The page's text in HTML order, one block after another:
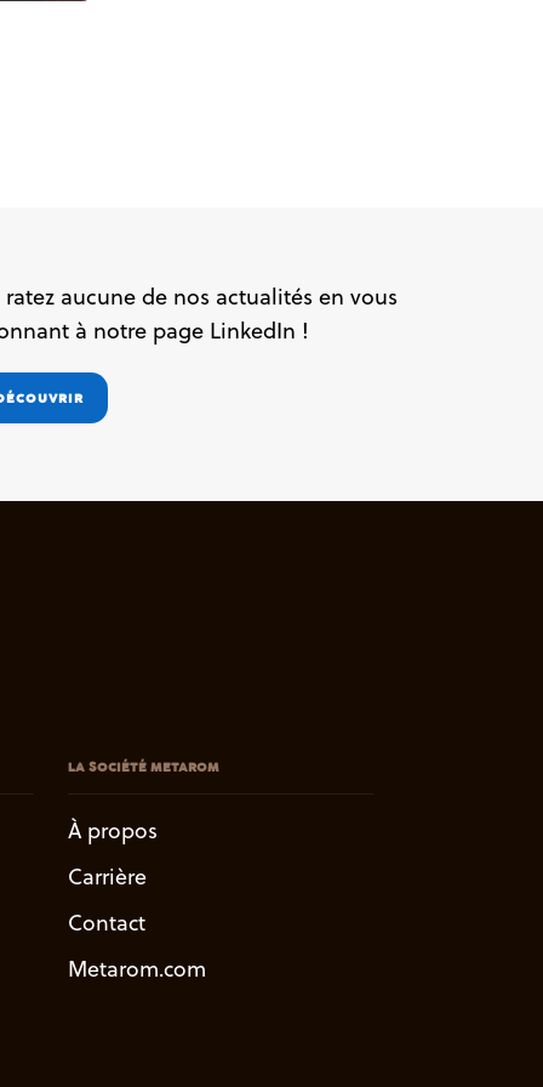
ratez aucune de nos actualités en vous
à notre page LinkedIn !
LA SOCIÉTÉ METAROM
À propos
Carrière
Contact
Metarom.com